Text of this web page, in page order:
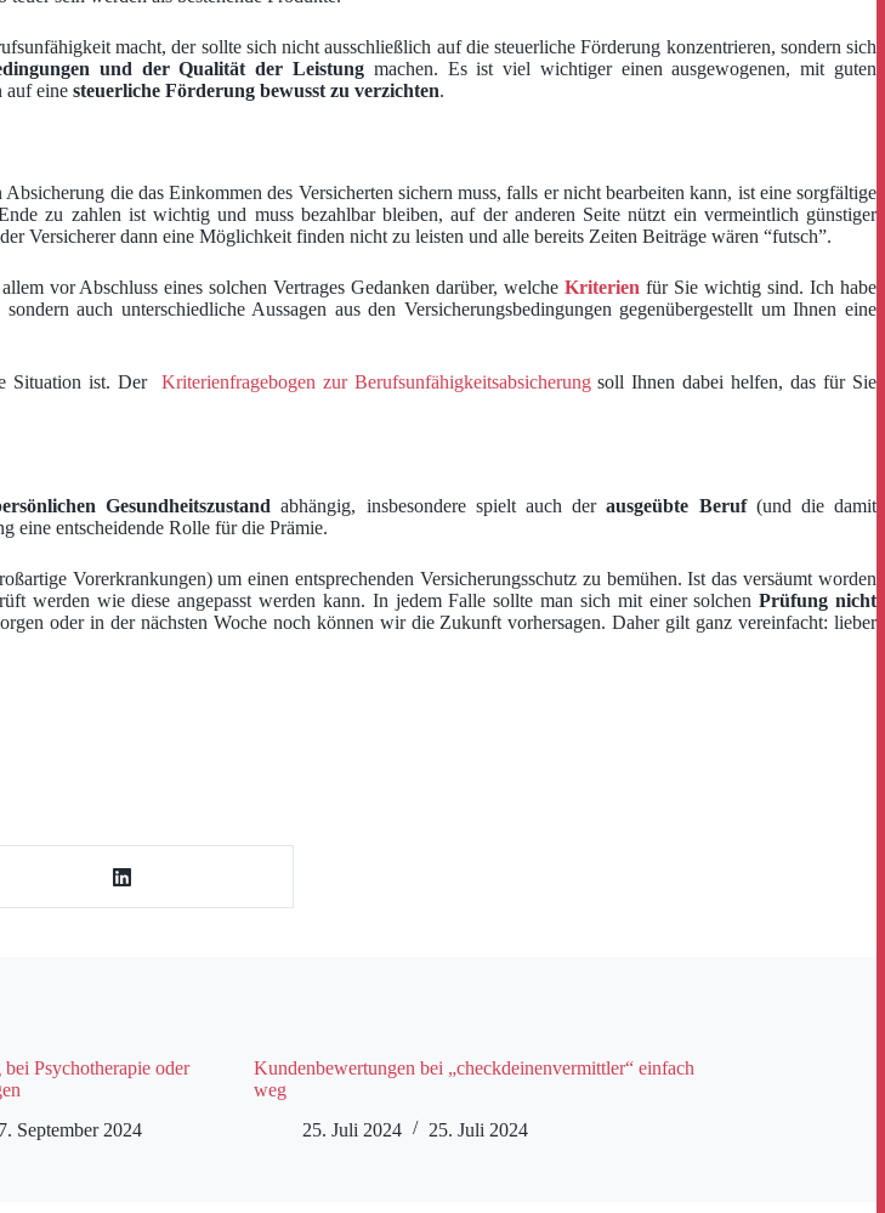
macht, der sollte sich nicht ausschließlich auf die steuerliche Förderung konzentrieren, sondern sich
und der Qualität der Leistungmachen. Es ist viel wichtiger einen ausgewogenen, mit guten
auf eine steuerliche Förderung bewusst zu verzichten.
die das Einkommen des Versicherten sichern muss, falls er nicht bearbeiten kann, ist eine sorgfältige
zu zahlen ist wichtig und muss bezahlbar bleiben, auf der anderen Seite nützt ein vermeintlich günstiger
Versicherer dann eine Möglichkeit finden nicht zu leisten und alle bereits Zeiten Beiträge wären “futsch”.
vor Abschluss eines solchen Vertrages Gedanken darüber, welcheKriterien für Sie wichtig sind. Ich habe
auch unterschiedliche Aussagen aus den Versicherungsbedingungen gegenübergestellt um Ihnen eine
Situation ist. Der Kriterienfragebogen zur Berufsunfähigkeitsabsicherungsoll Ihnen dabei helfen, das für Sie
Gesundheitszustand abhängig, insbesondere spielt auch derausgeübte Beruf(und die damit
eine entscheidende Rolle für die Prämie.
Vorerkrankungen) um einen entsprechenden Versicherungsschutz zu bemühen. Ist das versäumt worden
werden wie diese angepasst werden kann. In jedem Falle sollte man sich mit einer solchenPrüfung nicht
oder in der nächsten Woche noch können wir die Zukunft vorhersagen. Daher gilt ganz vereinfacht: lieber
Psychotherapie oder
September 2024
Kundenbewertungen bei „checkdeinenvermittler“ einfach
weg
25. Juli 2024
25. Juli 2024